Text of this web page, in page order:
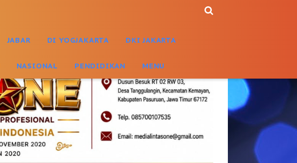
JABAR DI YOGJAKARTA DKI JAKARTA
NASIONAL PENDIDIKAN MENU